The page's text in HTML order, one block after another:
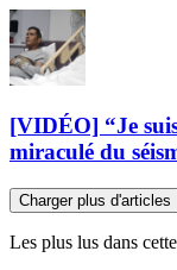
[VIDÉO] “Je
miraculé du
Charger plus d'articles
Les plus lus dans